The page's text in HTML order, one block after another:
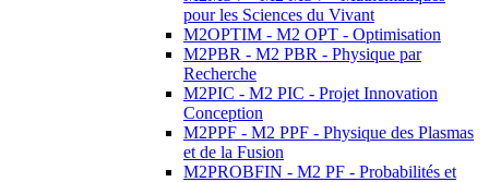
pour les Sciences du Vivant
M2OPTIM - M2 OPT - Optimisation
M2PBR - M2 PBR - Physique par
Recherche
M2PIC - M2 PIC - Projet Innovation
Conception
M2PPF - M2 PPF - Physique des Plasmas
et de la Fusion
M2PROBFIN - M2 PF - Probabilités et